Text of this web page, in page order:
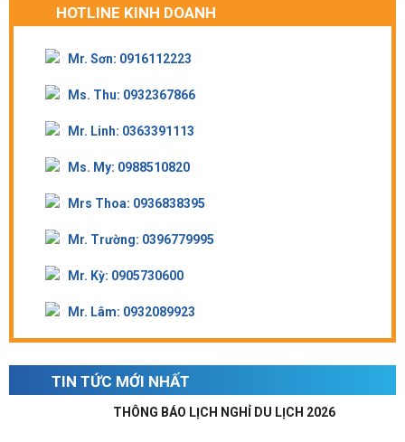
HOTLINE KINH DOANH
Mr. Sơn: 0916112223
Ms. Thu: 0932367866
Mr. Linh: 0363391113
Ms. My: 0988510820
Mrs Thoa: 0936838395
Mr. Trường: 0396779995
Mr. Kỳ: 0905730600
Mr. Lâm: 0932089923
TIN TỨC MỚI NHẤT
THÔNG BÁO LỊCH NGHỈ DU LỊCH 2026